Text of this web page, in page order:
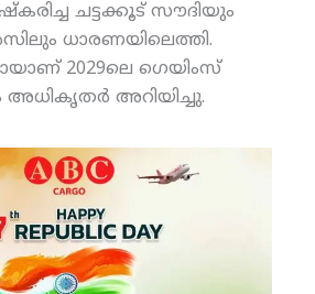
ചട്ടക്കൂട് സൗദിയും
ധാരണയിലെത്തി.
2029ലെ ഗെയിംസ്
അധികൃതര്‍ അറിയിച്ചു.